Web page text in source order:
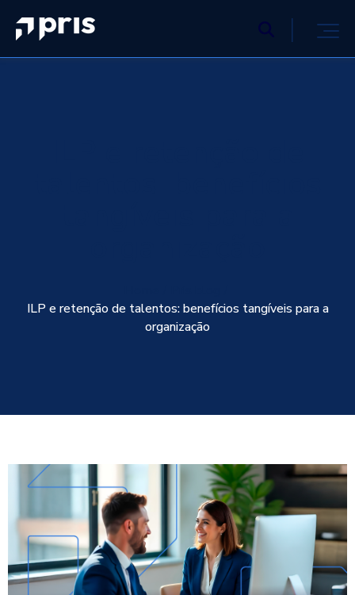
ILP e retenção de talentos: benefícios tangíveis para a
organização